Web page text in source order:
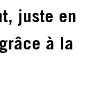
juste en
à la